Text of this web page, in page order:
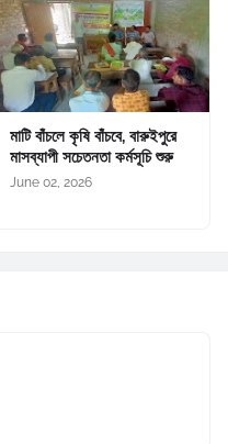
মাটি বাঁচলে কৃষি বাঁচবে, বারুইপুরে
মাসব্যাপী সচেতনতা কর্মসূচি শুরু
June 02, 2026